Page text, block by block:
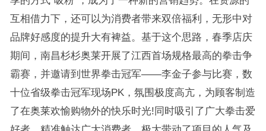
互相借力下，还可以为消费者带来双倍福利，无形中对
品牌好感度的提升大有裨益。基于这个思路，春季店庆
期间，南昌杉杉奥莱开展了江西首场规格最高的拳击争
霸赛，并邀请到世界拳击冠军——李金子参与比赛，数
十位省级拳击冠军现场PK，氛围极度高亢，为顾客制造
了在奥莱欢愉购物外的快乐时光!同时吸引了广大拳击爱